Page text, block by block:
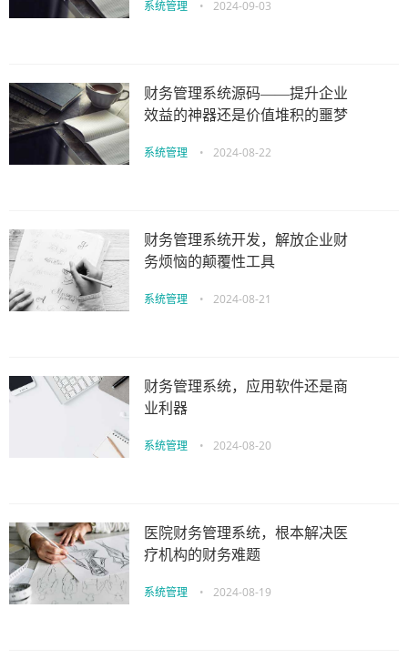
系统管理 • 2024-09-03
财务管理系统源码——提升企业
效益的神器还是价值堆积的噩梦
系统管理 • 2024-08-22
财务管理系统开发，解放企业财
务烦恼的颠覆性工具
系统管理 • 2024-08-21
财务管理系统，应用软件还是商
业利器
系统管理 • 2024-08-20
医院财务管理系统，根本解决医
疗机构的财务难题
系统管理 • 2024-08-19